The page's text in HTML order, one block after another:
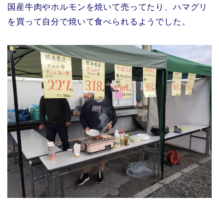
国産牛肉やホルモンを焼いて売ってたり、ハマグリ
を買って自分で焼いて食べられるようでした。